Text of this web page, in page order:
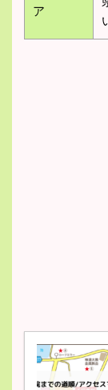
ア